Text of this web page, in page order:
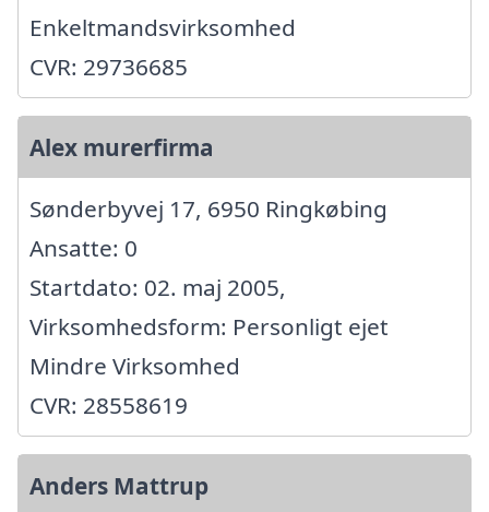
Enkeltmandsvirksomhed
CVR: 29736685
Alex murerfirma
Sønderbyvej 17, 6950 Ringkøbing
Ansatte: 0
Startdato: 02. maj 2005,
Virksomhedsform: Personligt ejet
Mindre Virksomhed
CVR: 28558619
Anders Mattrup